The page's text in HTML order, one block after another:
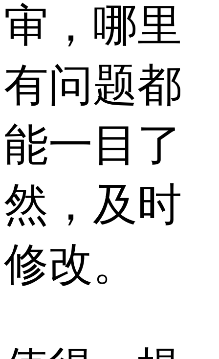
审，哪里
有问题都
能一目了
然，及时
修改。